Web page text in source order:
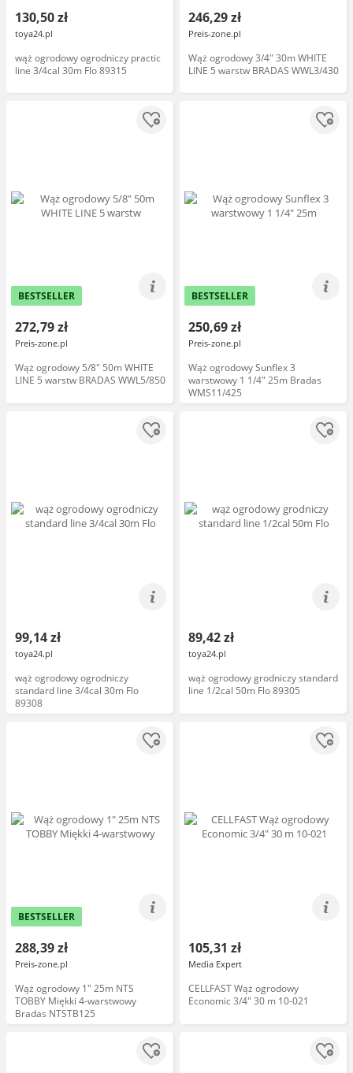
130,50 zł
toya24.pl
wąż ogrodowy ogrodniczy practic
line 3/4cal 30m Flo 89315
246,29 zł
Preis-zone.pl
Wąż ogrodowy 3/4" 30m WHITE
LINE 5 warstw BRADAS WWL3/430
BESTSELLER
272,79 zł
Preis-zone.pl
Wąż ogrodowy 5/8" 50m WHITE
LINE 5 warstw BRADAS WWL5/850
BESTSELLER
250,69 zł
Preis-zone.pl
Wąż ogrodowy Sunflex 3
warstwowy 1 1/4" 25m Bradas
WMS11/425
99,14 zł
toya24.pl
wąż ogrodowy ogrodniczy
standard line 3/4cal 30m Flo
89308
89,42 zł
toya24.pl
wąż ogrodowy grodniczy standard
line 1/2cal 50m Flo 89305
BESTSELLER
288,39 zł
Preis-zone.pl
Wąż ogrodowy 1" 25m NTS
TOBBY Miękki 4-warstwowy
Bradas NTSTB125
105,31 zł
Media Expert
CELLFAST Wąż ogrodowy
Economic 3/4" 30 m 10-021